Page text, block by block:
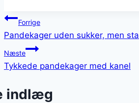
Indlægsnavigation
Forrige
Pandekager uden sukker, men
Næste
Tykkede pandekager med kanel
indlæg